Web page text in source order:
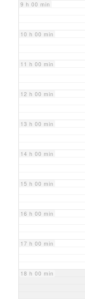
9 h 00 min
10 h 00 min
11 h 00 min
12 h 00 min
13 h 00 min
14 h 00 min
15 h 00 min
16 h 00 min
17 h 00 min
18 h 00 min